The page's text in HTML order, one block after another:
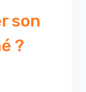
son
?